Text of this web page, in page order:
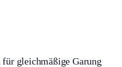
gleichmäßige Garung